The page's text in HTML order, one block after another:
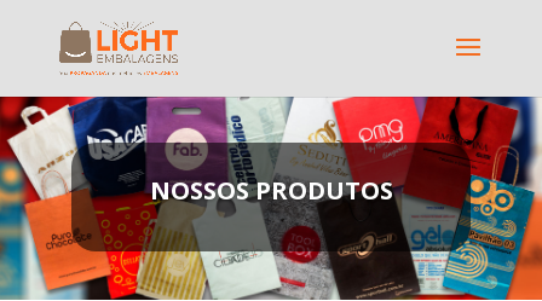
NOSSOS PRODUTOS